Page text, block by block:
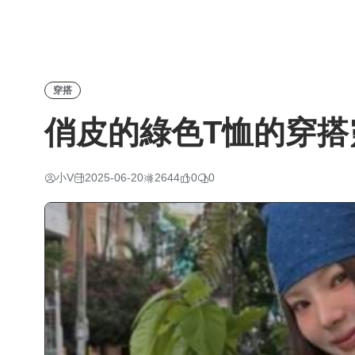
穿搭
俏皮的綠色T恤的穿
小V 2025-06-20 2644 0 0